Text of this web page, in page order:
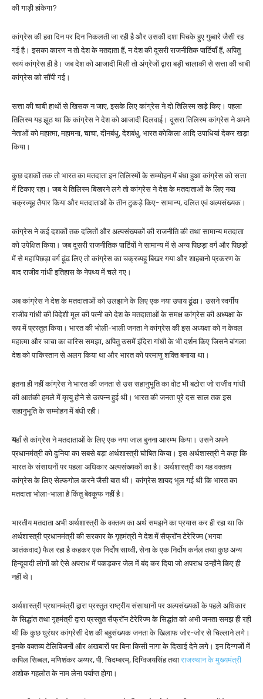
की गाड़ी हांकेगा?
कांग्रेस की हवा दिन पर दिन निकलती जा रही है और उसकी दशा पिचके हुए गुब्बारे जैसी रह
गई है। इसका कारण न तो देश के मतदाता हैं, न देश की दूसरी राजनीतिक पार्टियाँ हैं, अपितु
स्वयं कांग्रेस ही है। जब देश को आजादी मिली तो अंग्रेजों द्वारा बड़ी चालाकी से सत्ता की चाबी
कांग्रेस को सौंपी गई।
सत्ता की चाबी हाथों से खिसक न जाए, इसके लिए कांग्रेस ने दो तिलिस्म खड़े किए। पहला
तिलिस्म यह झूठ था कि कांग्रेस ने देश को आजादी दिलवाई। दूसरा तिलिस्म कांग्रेस ने अपने
नेताओं को महात्मा, महामना, चाचा, दीनबंधु, देशबंधु, भारत कोकिला आदि उपाधियां देकर खड़ा
किया।
कुछ दशकों तक तो भारत का मतदाता इन तिलिस्मों के सम्मोहन में बंधा हुआ कांग्रेस को सत्ता
में टिकाए रहा। जब ये तिलिस्म बिखरने लगे तो कांग्रेस ने देश के मतदाताओं के लिए नया
चक्रव्यूह तैयार किया और मतदाताओं के तीन टुकड़े किए- सामान्य, दलित एवं अल्पसंख्यक।
कांग्रेस ने कई दशकों तक दलितों और अल्पसंख्यकों की राजनीति की तथा सामान्य मतदाता
को उपेक्षित किया। जब दूसरी राजनीतिक पार्टियों ने सामान्य में से अन्य पिछड़ा वर्ग और पिछड़ों
में से महापिछड़ा वर्ग ढूंढ लिए तो कांग्रेस का चक्रव्यहू बिखर गया और शाहबानो प्रकरण के
बाद राजीव गांधी इतिहास के नेपथ्य में चले गए।
अब कांग्रेस ने देश के मतदाताओं को उलझाने के लिए एक नया उपाय ढूंढा। उसने स्वर्गीय
राजीव गांधी की विदेशी मूल की पत्नी को देश के मतदाताओं के समक्ष कांग्रेस की अध्यक्षा के
रूप में प्रस्तुत किया। भारत की भोली-भाली जनता ने कांग्रेस की इस अध्यक्षा को न केवल
महात्मा और चाचा का वारिस समझा, अपितु उसमें इंदिरा गांधी के भी दर्शन किए जिसने बांगला
देश को पाकिस्तान से अलग किया था और भारत को परमाणु शक्ति बनाया था।
इतना ही नहीं कांग्रेस ने भारत की जनता से उस सहानुभूति का वोट भी बटोरा जो राजीव गांधी
की आतंकी हमले में मृत्यु होने से उत्पन्न हुई थी। भारत की जनता पूरे दस साल तक इस
सहानुभूति के सम्मोहन में बंधी रही।
यहाँ से कांग्रेस ने मतदाताओं के लिए एक नया जाल बुनना आरम्भ किया। उसने अपने
प्रधानमंत्री को दुनिया का सबसे बड़ा अर्थशास्त्री घोषित किया। इस अर्थशास्त्री ने कहा कि
भारत के संसाधनों पर पहला अधिकार अल्पसंख्यकों का है। अर्थशास्त्री का यह वक्तव्य
कांग्रेस के लिए सेल्फगोल करने जैसी बात थी। कांग्रेस शायद भूल गई थी कि भारत का
मतदाता भोला-भाला है किंतु बेवकूफ नहीं है।
भारतीय मतदाता अभी अर्थशास्त्री के वक्तव्य का अर्थ समझने का प्रयास कर ही रहा था कि
अर्थशास्त्री प्रधानमंत्री की सरकार के गृहमंत्री ने देश में सैफ्रॉन टेरेरिज्म (भगवा
आतंकवाद) फैल रहा है कहकर एक निर्दोष साध्वी, सेना के एक निर्दोष कर्नल तथा कुछ अन्य
हिन्दूवादी लोगों को ऐसे अपराध में पकड़कर जेल में बंद कर दिया जो अपराध उन्होंने किए ही
नहीं थे।
अर्थशास्त्री प्रधानमंत्री द्वारा प्रस्तुत राष्ट्रीय संसाधानों पर अल्पसंख्यकों के पहले अधिकार
के सिद्धांत तथा गृहमंत्री द्वारा प्रस्तुत सैफ्रॉन टेरेरिज्म के सिद्धांत को अभी जनता समझ ही रही
थी कि कुछ धुरंधर कांग्रेसी देश की बहुसंख्यक जनता के खिलाफ जोर-जोर से चिल्लाने लगे।
इनके वक्तव्य टेलिविजनों और अखबारों पर बिना किसी नागा के दिखाई देने लगे। इन दिग्गजों में
कपिल सिब्बल, मणिशंकर अय्यर, पी. चिदम्बरम्, दिग्विजयसिंह तथा राजस्थान के मुख्यमंत्री
अशोक गहलोत के नाम लेना पर्याप्त होगा।